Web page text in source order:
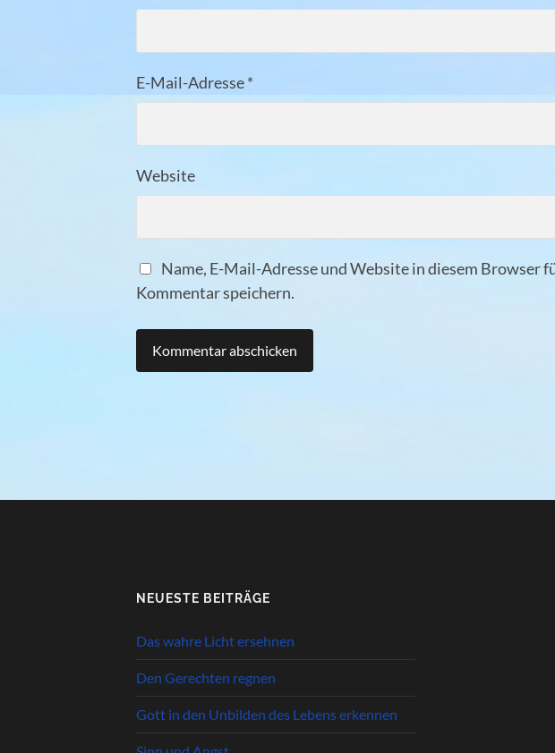
E-Mail-Adresse*
Website
Name, E-Mail-Adresse und Website in diesem Browser
Kommentar speichern.
NEUESTE BEITRÄGE
Das wahre Licht ersehnen
Den Gerechten regnen
Gott in den Unbilden des Lebens erkennen